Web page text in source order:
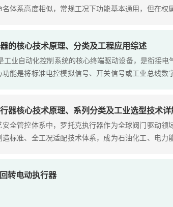
体系高度相似，常规工况下功能基本通用，但在权
的核心技术原理、分类及工程应用综述
业自动化控制系统的核心终端驱动设备，是衔接电
能是将标准电控模拟信号、开关信号或工业总线数
器核心技术原理、系列分类及工业选型技术
全管控体系中，罗托克执行器作为全球阀门驱动领
标准、全工况适配技术体系，成为石油化工、电力
转电动执行器